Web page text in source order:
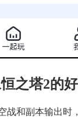
之塔2的
战和副本输出